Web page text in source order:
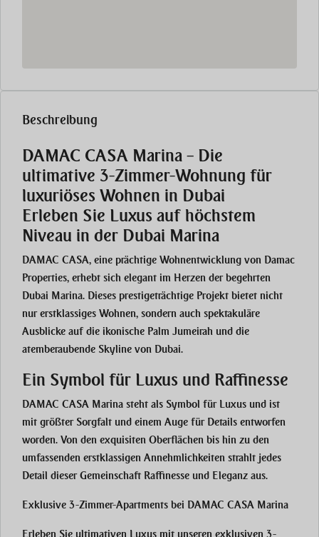
Beschreibung
DAMAC CASA Marina – Die
ultimative 3-Zimmer-Wohnung für
luxuriöses Wohnen in Dubai
Erleben Sie Luxus auf höchstem
Niveau in der Dubai Marina
DAMAC CASA, eine prächtige Wohnentwicklung von Damac
Properties, erhebt sich elegant im Herzen der begehrten
Dubai Marina. Dieses prestigeträchtige Projekt bietet nicht
nur erstklassiges Wohnen, sondern auch spektakuläre
Ausblicke auf die ikonische Palm Jumeirah und die
atemberaubende Skyline von Dubai.
Ein Symbol für Luxus und Raffinesse
DAMAC CASA Marina steht als Symbol für Luxus und ist
mit größter Sorgfalt und einem Auge für Details entworfen
worden. Von den exquisiten Oberflächen bis hin zu den
umfassenden erstklassigen Annehmlichkeiten strahlt jedes
Detail dieser Gemeinschaft Raffinesse und Eleganz aus.
Exklusive 3-Zimmer-Apartments bei DAMAC CASA Marina
Erleben Sie ultimativen Luxus mit unseren exklusiven 3-